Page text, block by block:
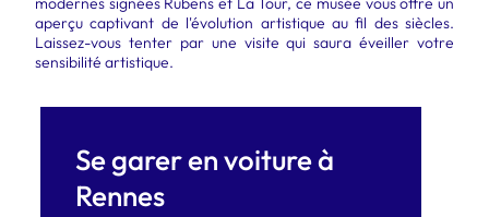
aperçu captivant de l'évolution artistique au fil des siècles.
Laissez-vous tenter par une visite qui saura éveiller votre
sensibilité artistique.
Se garer en voiture à
Rennes